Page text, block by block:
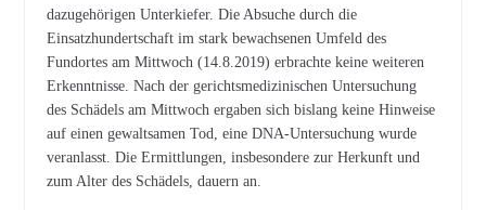
dazugehörigen Unterkiefer. Die Absuche durch die
Einsatzhundertschaft im stark bewachsenen Umfeld des
Fundortes am Mittwoch (14.8.2019) erbrachte keine weiteren
Erkenntnisse. Nach der gerichtsmedizinischen Untersuchung
des Schädels am Mittwoch ergaben sich bislang keine Hinweise
auf einen gewaltsamen Tod, eine DNA-Untersuchung wurde
veranlasst. Die Ermittlungen, insbesondere zur Herkunft und
zum Alter des Schädels, dauern an.